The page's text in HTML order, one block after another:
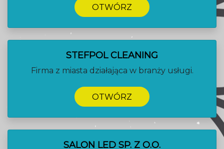
OTWÓRZ
STEFPOL CLEANING
Firma z miasta działająca w branży usługi.
OTWÓRZ
SALON LED SP. Z O.O.